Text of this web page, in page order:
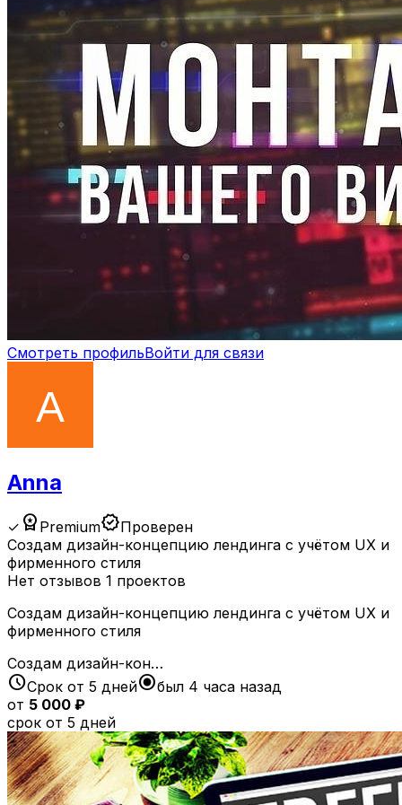
Смотреть профильВойти для связи
Anna
✓ workspace_premium PremiumverifiedПроверен
Создам дизайн-концепцию лендинга с учётом UX и
фирменного стиля
Нет отзывов 1 проектов
Создам дизайн-концепцию лендинга с учётом UX и
фирменного стиля
Создам дизайн-кон…
scheduleСрок от 5 днейradio_button_checkedбыл 4 часа назад
от 5 000 ₽
срок от 5 дней